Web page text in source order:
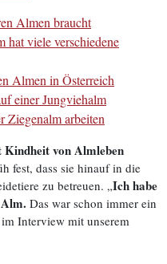
Almen braucht
hat viele verschiedene
Almen in Österreich
einer Jungviehalm
Ziegenalm arbeiten
von Almleben
fest, dass sie hinauf in die
zu betreuen. „Ich habe
Das war schon immer ein
Interview mit unserem